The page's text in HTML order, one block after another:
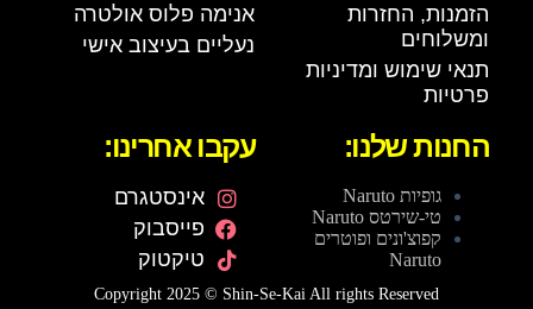
הזמנות, החזרות
ומשלוחים
תנאי שימוש ומדיניות
פרטיות
אנימה פלוס אולטרה
נעליים בעיצוב אישי
החנות שלנו:
גופיות Naruto
טי-שירטס Naruto
קפוצ'ונים ופוטרים
Naruto
עקבו אחרינו:
אינסטגרם
פייסבוק
טיקטוק
Copyright 2025 © Shin-Se-Kai All rights Reserved